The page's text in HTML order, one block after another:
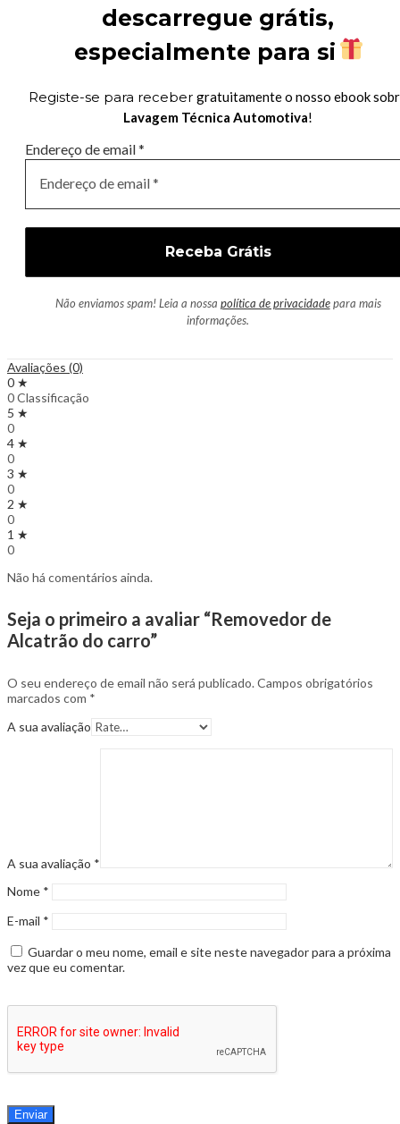
descarregue grátis,
especialmente para si
Registe-se para receber gratuitamente o nosso ebook
Lavagem Técnica Automotiva!
Endereço de email*
Não enviamos spam! Leia a nossa política de privacidadepara mais
informações.
Avaliações (0)
0 ★
0 Classificação
5 ★
0
4 ★
0
3 ★
0
2 ★
0
1 ★
0
Não há comentários ainda.
Seja o primeiro a avaliar “Removedor de
Alcatrão do carro”
O seu endereço de email não será publicado.Campos obrigatórios
marcados com *
A sua avaliação
A sua avaliação *
Nome *
E-mail *
Guardar o meu nome, email e site neste navegador para a próxima
vez que eu comentar.